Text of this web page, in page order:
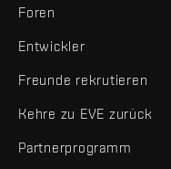
Foren
Entwickler
Freunde rekrutieren
Kehre zu EVE zurück
Partnerprogramm